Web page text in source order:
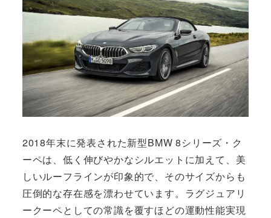
2018年末に発表された新型BMW 8シリーズ・ク
ーペは、低く伸びやかなシルエットに加えて、美
しいルーフラインが印象的で、そのサイズからも
圧倒的な存在感を漂わせています。ラグジュアリ
ークーペとしての常識を覆すほどの運動性能実現